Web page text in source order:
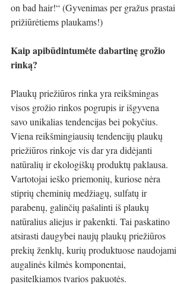
on bad hair!“ (Gyvenimas per gražus prastai
prižiūrėtiems plaukams!)
Kaip apibūdintumėte dabartinę grožio
rinką?
Plaukų priežiūros rinka yra reikšmingas
visos grožio rinkos pogrupis ir išgyvena
savo unikalias tendencijas bei pokyčius.
Viena reikšmingiausių tendencijų plaukų
priežiūros rinkoje vis dar yra didėjanti
natūralių ir ekologiškų produktų paklausa.
Vartotojai ieško priemonių, kuriose nėra
stiprių cheminių medžiagų, sulfatų ir
parabenų, galinčių pašalinti iš plaukų
natūralius aliejus ir pakenkti. Tai paskatino
atsirasti daugybei naujų plaukų priežiūros
prekių ženklų, kurių produktuose naudojami
augalinės kilmės komponentai,
pasitelkiamos tvarios pakuotės.